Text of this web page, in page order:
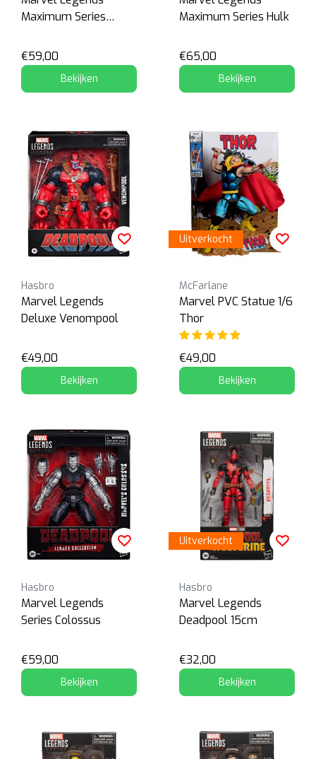
Maximum Series
€59,00
Bekijken
Maximum Series Hulk
€65,00
Bekijken
Hasbro
Marvel Legends
Deluxe Venompool
€49,00
Bekijken
Uitverkocht
McFarlane
Marvel PVC Statue 1/6
Thor
€49,00
Bekijken
Hasbro
Marvel Legends
Series Colossus
€59,00
Bekijken
Uitverkocht
Hasbro
Marvel Legends
Deadpool 15cm
€32,00
Bekijken